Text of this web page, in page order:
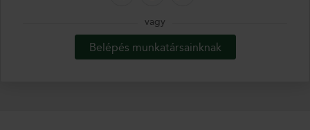
vagy
Belépés munkatársainknak